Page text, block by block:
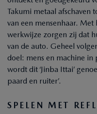
Takumi metaal afschaven
van een mensenhaar.
werkwijze zorgen zij dat
van de auto. Geheel
doel: mens en machine in
wordt dit ‘Jinba Ittai’
paard en ruiter’.
SPELEN MET